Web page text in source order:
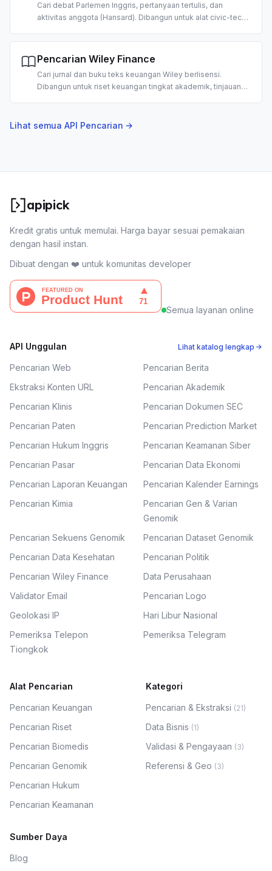
Cari debat Parlemen Inggris, pertanyaan tertulis, dan
aktivitas anggota (Hansard). Dibangun untuk alat civic-tech,
Pencarian Wiley Finance
Cari jurnal dan buku teks keuangan Wiley berlisensi.
Dibangun untuk riset keuangan tingkat akademik, tinjauan
Lihat semua API Pencarian →
apipick
Kredit gratis untuk memulai. Harga bayar sesuai pemakaian
dengan hasil instan.
Dibuat dengan ❤️ untuk komunitas developer
Semua layanan online
API Unggulan Lihat katalog lengkap →
Pencarian Web
Pencarian Berita
Ekstraksi Konten URL
Pencarian Akademik
Pencarian Klinis
Pencarian Dokumen SEC
Pencarian Paten
Pencarian Prediction Market
Pencarian Hukum Inggris
Pencarian Keamanan Siber
Pencarian Pasar
Pencarian Data Ekonomi
Pencarian Laporan Keuangan
Pencarian Kalender Earnings
Pencarian Kimia
Pencarian Gen & Varian
Genomik
Pencarian Sekuens Genomik
Pencarian Dataset Genomik
Pencarian Data Kesehatan
Pencarian Politik
Pencarian Wiley Finance
Data Perusahaan
Validator Email
Pencarian Logo
Geolokasi IP
Hari Libur Nasional
Pemeriksa Telepon
Tiongkok
Pemeriksa Telegram
Alat Pencarian
Pencarian Keuangan
Pencarian Riset
Pencarian Biomedis
Pencarian Genomik
Pencarian Hukum
Pencarian Keamanan
Kategori
Pencarian & Ekstraksi (21)
Data Bisnis (1)
Validasi & Pengayaan (3)
Referensi & Geo (3)
Sumber Daya
Blog